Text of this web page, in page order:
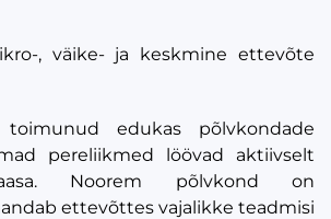
, väike- ja keskmine ettevõte
edukas põlvkondade
pereliikmed löövad aktiivselt
Noorem põlvkond on
ettevõttes vajalikke teadmisi